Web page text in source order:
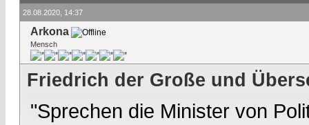
28.08.2020, 14:37
Arkona
Mensch
Friedrich der Große und
"Sprechen die Minister von